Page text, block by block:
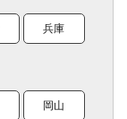
兵庫
岡山